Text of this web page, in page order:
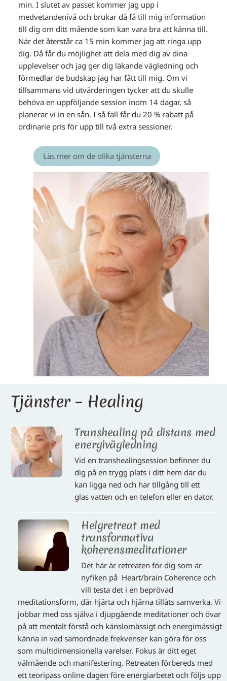
min. I slutet av passet kommer jag upp i
medvetandenivå och brukar då få till mig information
till dig om ditt mående som kan vara bra att känna till.
När det återstår ca 15 min kommer jag att ringa upp
dig. Då får du möjlighet att dela med dig av dina
upplevelser och jag ger dig läkande vägledning och
förmedlar de budskap jag har fått till mig. Om vi
tillsammans vid utvärderingen tycker att du skulle
behöva en uppföljande session inom 14 dagar, så
planerar vi in en sån. I så fall får du 20 % rabatt på
ordinarie pris för upp till två extra sessioner.
Läs mer om de olika tjänsterna
Tjänster – Healing
Transhealing på distans med
energivägledning
Vid en transhealingsession befinner du
dig på en trygg plats i ditt hem där du
kan ligga ned och har tillgång till ett
glas vatten och en telefon eller en dator.
Helgretreat med
transformativa
koherensmeditationer
Det här är retreaten för dig som är
nyfiken på Heart/brain Coherence och
vill testa det i en beprövad
meditationsform, där hjärta och hjärna tillåts samverka. Vi
jobbar med oss själva i djupgående meditationer och övar
på att mentalt förstå och känslomässigt och energimässigt
känna in vad samordnade frekvenser kan göra för oss
som multidimensionella varelser. Fokus är ditt eget
välmående och manifestering. Retreaten förbereds med
ett teoripass online dagen före energiarbetet och följs upp